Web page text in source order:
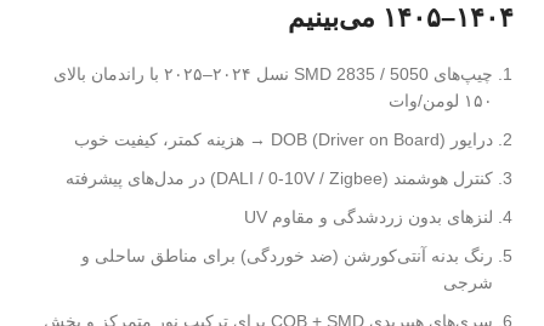
۱۴۰۴–۱۴۰۵ می‌بینیم
چیپ‌های SMD 2835 / 5050 نسل ۲۰۲۴–۲۰۲۵ با راندمان بالای
۱۵۰ لومن/وات
درایور DOB (Driver on Board) → هزینه کمتر، کیفیت خوب
کنترل هوشمند (DALI / 0-10V / Zigbee) در مدل‌های پیشرفته
لنزهای بدون زردشدگی و مقاوم UV
رنگ بدنه آنتی‌کورشن (ضد خوردگی) برای مناطق ساحلی و
شرجی
سری‌های هیبریدی COB + SMD برای ترکیب نور متمرکز و پخش